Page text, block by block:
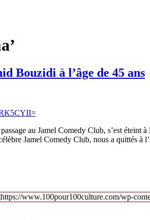
Bouzidi à l’âge de 45 ans
au Jamel Comedy Club, s’est éteint
Jamel Comedy Club, nous a quittés à